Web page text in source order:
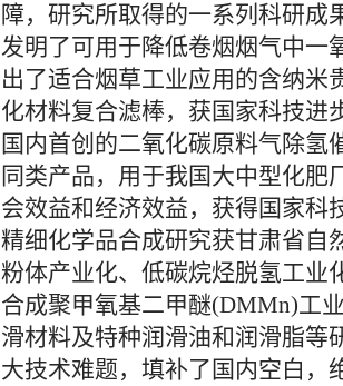
障，研究所取得的一系列科研成
发明了可用于降低卷烟烟气中一
出了适合烟草工业应用的含纳米
化材料复合滤棒，获国家科技进
国内首创的二氧化碳原料气除氢
同类产品，用于我国大中型化肥
会效益和经济效益，获得国家科
精细化学品合成研究获甘肃省自
粉体产业化、低碳烷烃脱氢工业
合成聚甲氧基二甲醚(DMMn)工
滑材料及特种润滑油和润滑脂等
大技术难题，填补了国内空白，